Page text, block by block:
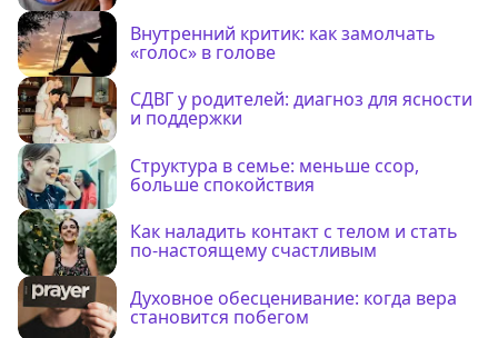
Внутренний критик: как замолчать
«голос» в голове
СДВГ у родителей: диагноз для ясности
и поддержки
Структура в семье: меньше ссор,
больше спокойствия
Как наладить контакт с телом и стать
по-настоящему счастливым
Духовное обесценивание: когда вера
становится побегом